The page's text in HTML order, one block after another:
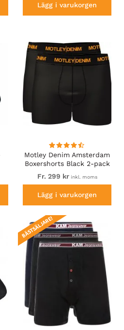
Lägg i varukorgen
Motley Denim Amsterdam
Boxershorts Black 2-pack
Fr. 299 krinkl. moms
Lägg i varukorgen
BÄSTSÄLJARE!